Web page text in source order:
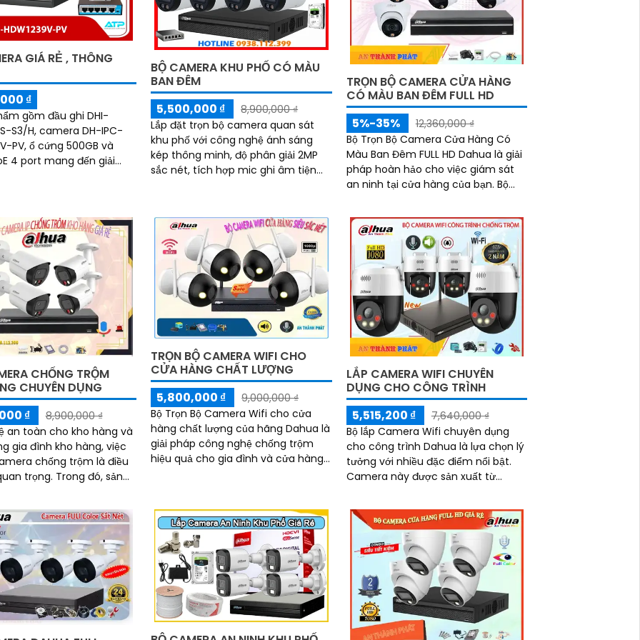
GIÁ RẺ , THÔNG
₫
gồm đầu ghi DHI-
S3/H, camera DH-IPC-
PV, ổ cứng 500GB và
4 port mang đến giải
BỘ CAMERA KHU PHỐ CÓ MÀU
BAN ĐÊM
5,500,000 ₫
8,900,000 ₫
Lắp đặt trọn bộ camera quan sát
khu phố với công nghệ ánh sáng
kép thông minh, độ phân giải 2MP
sắc nét, tích hợp mic ghi âm tiện
thực, đáp ứng mọi nhu cầu an ninh
TRỌN BỘ CAMERA CỬA HÀNG
CÓ MÀU BAN ĐÊM FULL HD
5%-35%
12,360,000 ₫
Bộ Trọn Bộ Camera Cửa Hàng Có
Màu Ban Đêm FULL HD Dahua là giải
pháp hoàn hảo cho việc giám sát
an ninh tại cửa hàng của bạn. Bộ
chất lượng cao, hỗ...
CHỐNG TRỘM
CHUYÊN DỤNG
₫
8,900,000 ₫
an toàn cho kho hàng và
gia đình kho hàng, việc
chống trộm là điều
Trong đó, sản
Kho Hàng Chuyên
là một lựa chọn thông
TRỌN BỘ CAMERA WIFI CHO
CỬA HÀNG CHẤT LƯỢNG
5,800,000 ₫
9,000,000 ₫
Bộ Trọn Bộ Camera Wifi cho cửa
hàng chất lượng của hãng Dahua là
giải pháp công nghệ chống trộm
hiệu quả cho gia đình và cửa hàng.
LẮP CAMERA WIFI CHUYÊN
DỤNG CHO CÔNG TRÌNH
5,515,200 ₫
7,640,000 ₫
Bộ lắp Camera Wifi chuyên dụng
cho công trình Dahua là lựa chọn lý
tưởng với nhiều đặc điểm nổi bật.
Camera này được sản xuất từ
với khả năng thu âm tốt và hình
ảnh sáng đẹp